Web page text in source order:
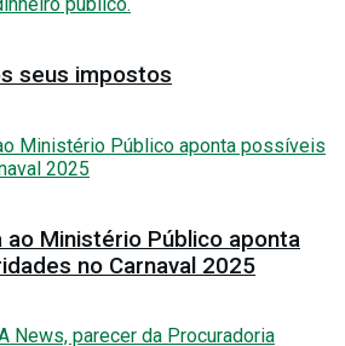
seus impostos
ao Ministério Público aponta
no Carnaval 2025